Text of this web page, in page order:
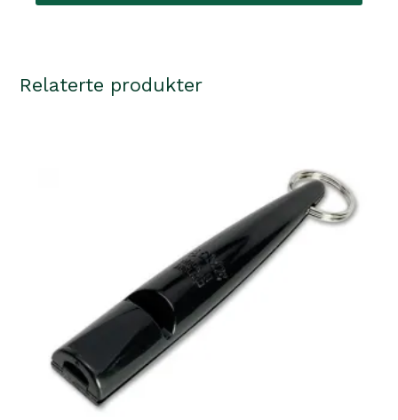
Relaterte produkter